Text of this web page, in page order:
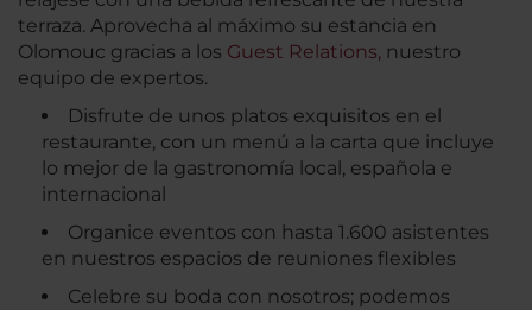
terraza. Aprovecha al máximo su estancia en
Olomouc gracias a los Guest Relations, nuestro
equipo de expertos.
Disfrute de unos platos exquisitos en el
restaurante, con un menú a la carta que incluye
lo mejor de la gastronomía local, española e
internacional
Organice eventos con hasta 1.600 asistentes
en nuestros espacios de reuniones flexibles
Celebre su boda con nosotros; podemos